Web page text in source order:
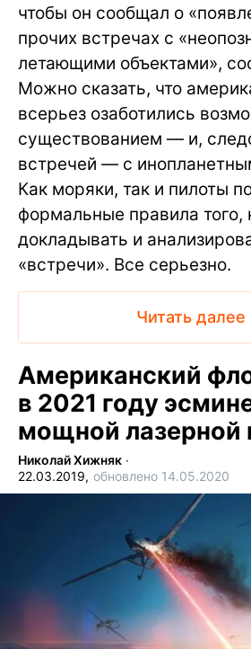
чтобы он сообщал о
прочих встречах с
летающими объектами»,
Можно сказать, что
всерьез озаботились
существованием — и,
встречей — с
Как моряки, так и пилоты
формальные правила того,
докладывать и
«встречи». Все серьезно.
Читать далее
Американский
в 2021 году
мощной лазерной
Николай Хижняк ∙
22.03.2019, обновлено 14.05.2020